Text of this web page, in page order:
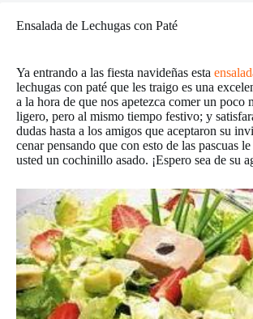
Ensalada de Lechugas con Paté
Ya entrando a las fiesta navideñas esta
lechugas con paté que les traigo es una
a la hora de que nos apetezca comer un poco
ligero, pero al mismo tiempo festivo; y
dudas hasta a los amigos que aceptaron su
cenar pensando que con esto de las pascuas
usted un cochinillo asado. ¡Espero sea de su